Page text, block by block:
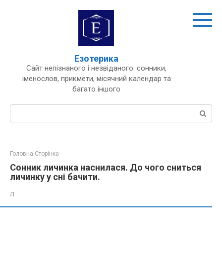
Езотерика
Сайт непізнаного і незвіданого: сонники,
іменослов, прикмети, місячний календар та
багато іншого
Пошук:
Головна Сторінка
Сонник личинка наснилася. До чого сниться
личинку у сні бачити.
Л